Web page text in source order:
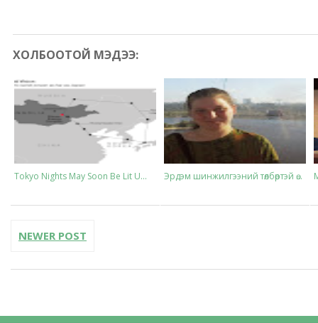
ХОЛБООТОЙ МЭДЭЭ:
Tokyo Nights May Soon Be Lit U... Эрдэм шинжилгээний төлбөртэй ө...
NEWER POST